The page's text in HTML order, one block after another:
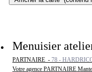
Menuisier
PARTNAIRE - 78 -
Votre agence PARTNAIRE